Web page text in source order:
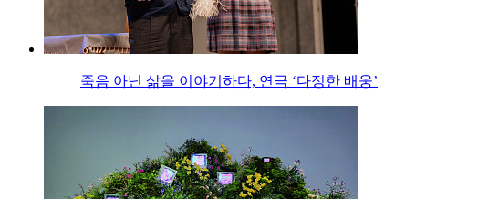
죽음 아닌 삶을 이야기하다, 연극 ‘다정한 배웅’